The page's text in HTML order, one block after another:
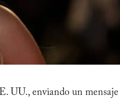
UU., enviando un mensaje